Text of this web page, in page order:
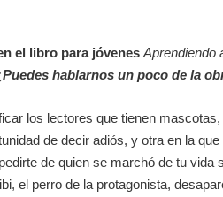
el libro para jóvenes Aprendiendo
hablarnos un poco de la
los lectores que tienen
de decir adiós, y otra en la
de quien se marchó de tu vida
el perro de la protagonista,